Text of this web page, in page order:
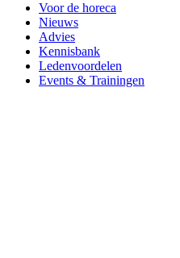
Voor de horeca
Nieuws
Advies
Kennisbank
Ledenvoordelen
Events & Trainingen